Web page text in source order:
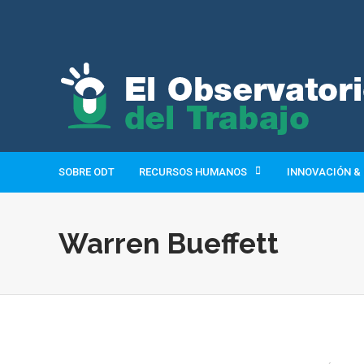
SOBRE ODT RECURSOS HUMANOS INNOVACIÓN &
Warren Bueffett